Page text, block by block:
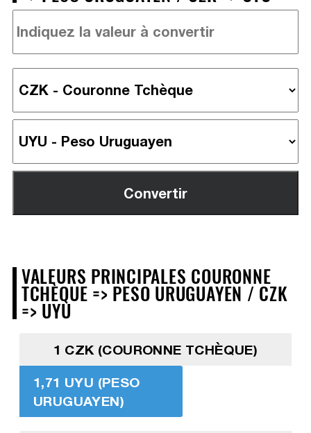
VALEURS PRINCIPALES COURONNE
TCHÈQUE => PESO URUGUAYEN / CZK
=> UYU
1 CZK (COURONNE TCHÈQUE)
1,71 UYU (PESO
URUGUAYEN)